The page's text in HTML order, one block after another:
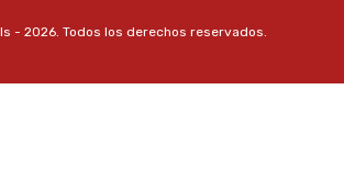
- 2026. Todos los derechos reservados.